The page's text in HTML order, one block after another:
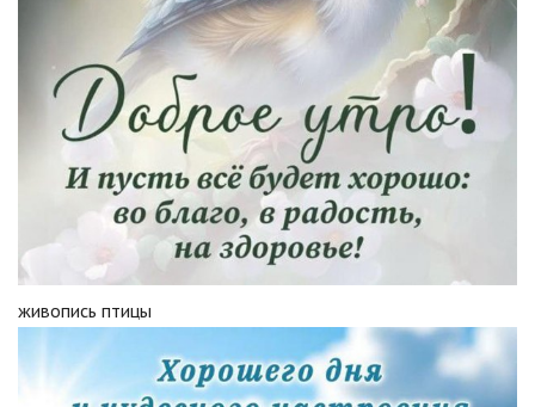
живопись птицы